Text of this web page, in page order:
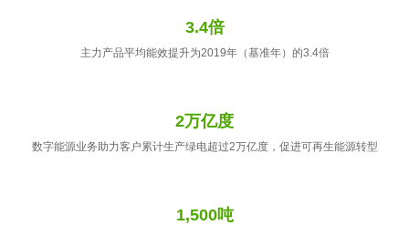
3.4倍
主力产品平均能效提升为2019年（基准年）的3.4倍
2万亿度
数字能源业务助力客户累计生产绿电超过2万亿度，促进可再生能源转型
1,500吨